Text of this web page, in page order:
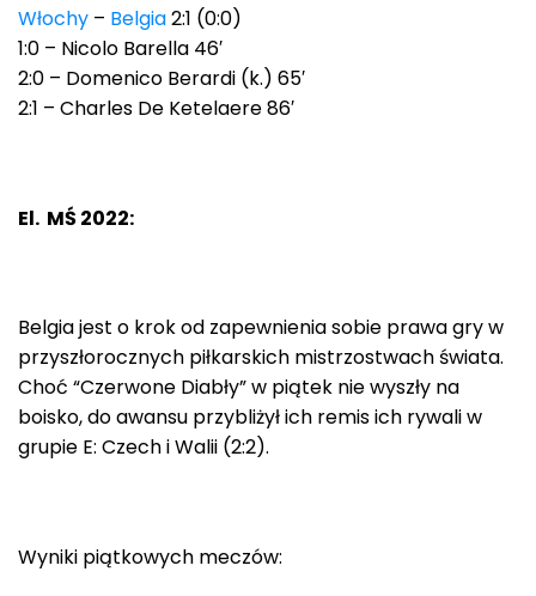
Włochy – Belgia2:1 (0:0)
1:0 – Nicolo Barella 46′
2:0 – Domenico Berardi (k.) 65′
2:1 – Charles De Ketelaere 86′
El. MŚ 2022:
Belgia jest o krok od zapewnienia sobie prawa gry w
przyszłorocznych piłkarskich mistrzostwach świata.
Choć “Czerwone Diabły” w piątek nie wyszły na
boisko, do awansu przybliżył ich remis ich rywali w
grupie E: Czech i Walii (2:2).
Wyniki piątkowych meczów: